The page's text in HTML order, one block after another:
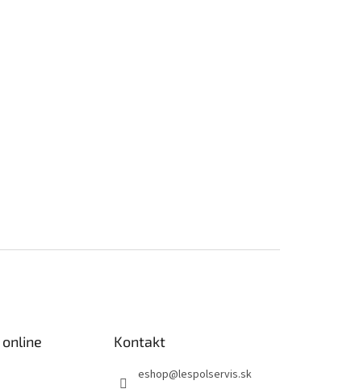
Kontakt
eshop@lespolservis.sk